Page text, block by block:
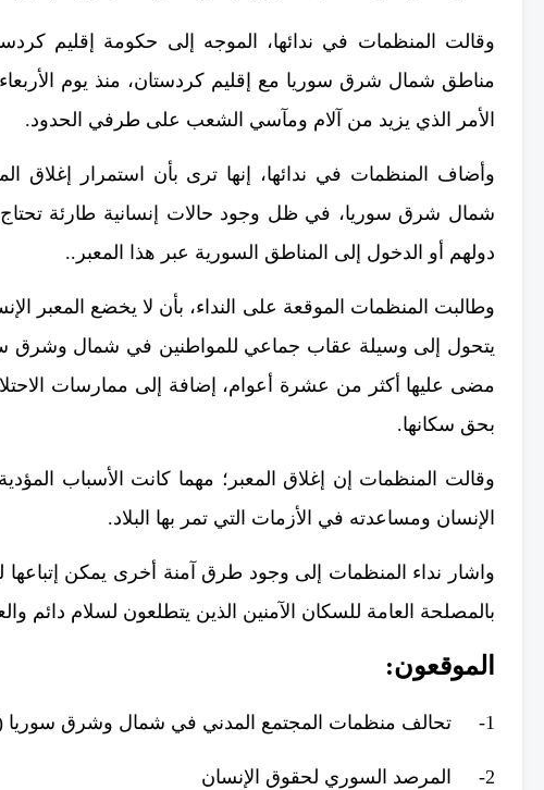
وقالت المنظمات في ندائها، الموجه إلى حكومة إقليم
الأمر الذي يزيد من آلام ومآسي الشعب على طرفي الحدود.
وأضاف المنظمات في ندائها، إنها ترى بأن استمرار إغلاق
شمال شرق سوريا، في ظل وجود حالات إنسانية طارئة تحتاج
دولهم أو الدخول إلى المناطق السورية عبر هذا المعبر..
وطالبت المنظمات الموقعة على النداء، بأن لا يخضع المعبر
يتحول إلى وسيلة عقاب جماعي للمواطنين في شمال وشرق
مضى عليها أكثر من عشرة أعوام، إضافة إلى ممارسات
بحق سكانها.
وقالت المنظمات إن إغلاق المعبر؛ مهما كانت الأسباب
الإنسان ومساعدته في الأزمات التي تمر بها البلاد.
واشار نداء المنظمات إلى وجود طرق آمنة أخرى يمكن إتباعها
بالمصلحة العامة للسكان الآمنين الذين يتطلعون لسلام دائم
الموقعون:
1- تحالف منظمات المجتمع المدني في شمال وشرق سوريا (يضم 176
2- المرصد السوري لحقوق الإنسان